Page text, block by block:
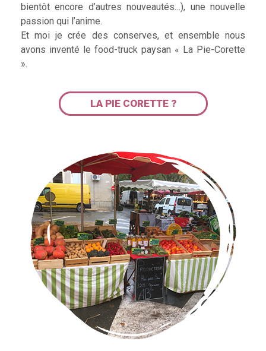
bientôt encore d’autres nouveautés…), une nouvelle
passion qui l’anime.
Et moi je crée des conserves, et ensemble nous
avons inventé le food-truck paysan « La Pie-Corette
».
LA PIE CORETTE ?